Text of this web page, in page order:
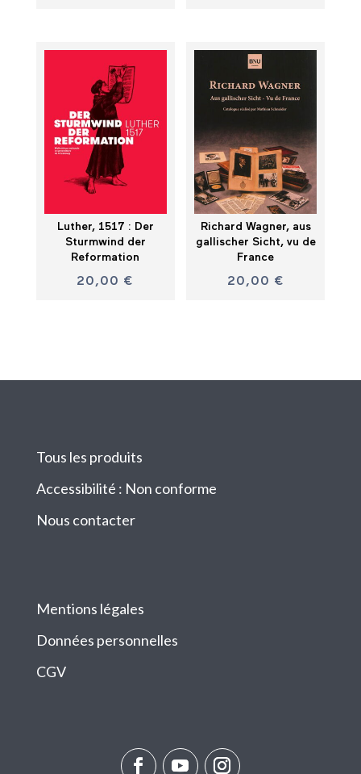
Luther, 1517 : Der
Sturmwind der
Reformation
20,00 €
Richard Wagner, aus
gallischer Sicht, vu de
France
20,00 €
Tous les produits
Accessibilité : Non conforme
Nous contacter
Mentions légales
Données personnelles
CGV